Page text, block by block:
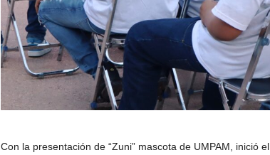
Con la presentación de “Zuni” mascota de UMPAM, inició